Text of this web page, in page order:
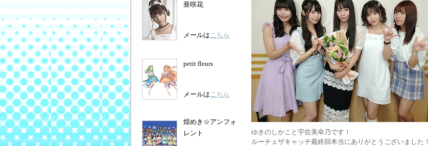
亜咲花
メールはこちら
petit fleurs
メールはこちら
煌めき☆アンフォ
レント
ゆきのしかこと宇佐美幸乃です！
ルーチェザキャッチ最終回本当にありがとうございました！